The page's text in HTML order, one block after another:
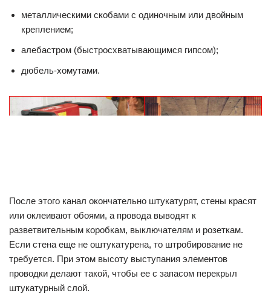
металлическими скобами с одиночным или двойным
креплением;
алебастром (быстросхватывающимся гипсом);
дюбель-хомутами.
После этого канал окончательно штукатурят, стены красят
или оклеивают обоями, а провода выводят к
разветвительным коробкам, выключателям и розеткам.
Если стена еще не оштукатурена, то штробирование не
требуется. При этом высоту выступания элементов
проводки делают такой, чтобы ее с запасом перекрыл
штукатурный слой.